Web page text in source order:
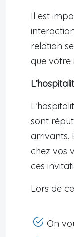
Il est
relation
que votre
sont
arrivants.
chez vos
ces
Lors de
On